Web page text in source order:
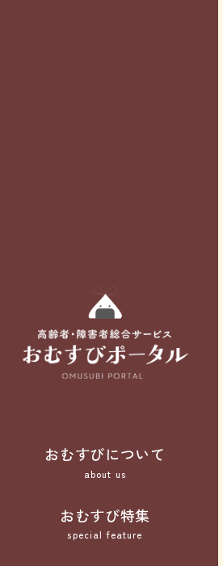
おむすびについて
about us
おむすび特集
special feature